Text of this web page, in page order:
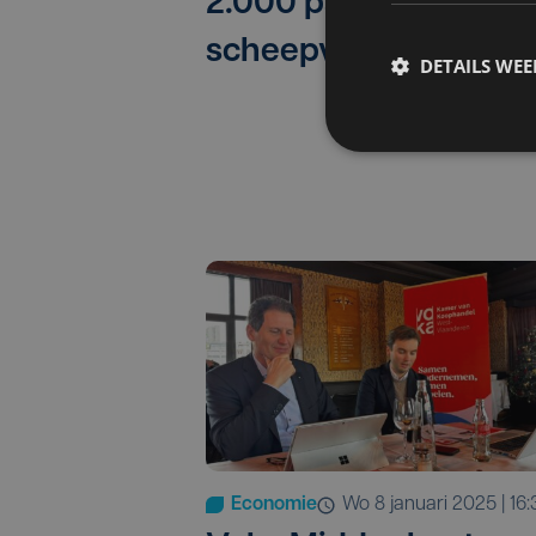
scheepvaart en
Economie wo 8 januari 2025 |
DETAILS